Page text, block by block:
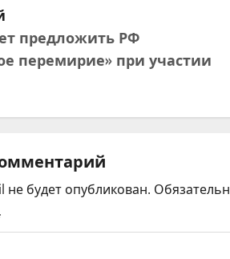
предложить РФ
перемирие» при участии
не будет опубликован.